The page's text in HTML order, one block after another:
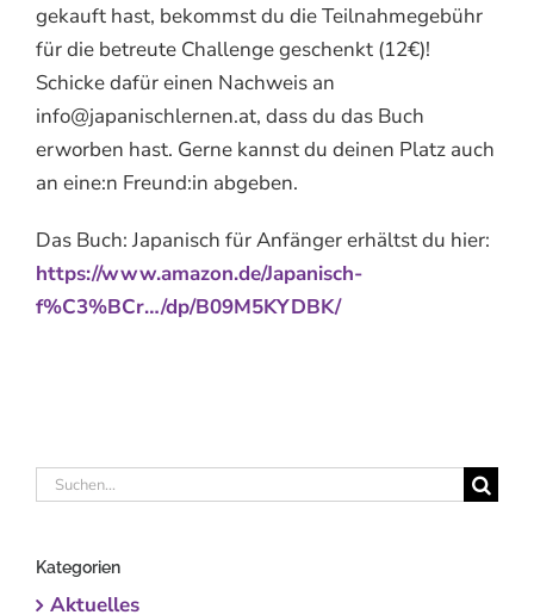
gekauft hast, bekommst du die Teilnahmegebühr
für die betreute Challenge geschenkt (12€)!
Schicke dafür einen Nachweis an
info@japanischlernen.at, dass du das Buch
erworben hast. Gerne kannst du deinen Platz auch
an eine:n Freund:in abgeben.
Das Buch: Japanisch für Anfänger erhältst du hier:
https://www.amazon.de/Japanisch-
f%C3%BCr…/dp/B09M5KYDBK/
Suche
Kategorien
Aktuelles